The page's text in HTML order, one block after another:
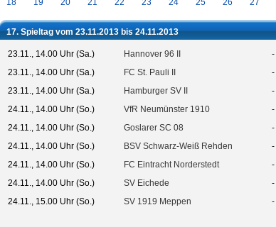
18 19 20 21 22 23 24 25 26 27
17. Spieltag vom 23.11.2013 bis 24.11.2013
23.11., 14.00 Uhr (Sa.) Hannover 96 II -
23.11., 14.00 Uhr (Sa.)
FC St. Pauli II -
23.11., 14.00 Uhr (Sa.)
Hamburger SV II -
24.11., 14.00 Uhr (So.)
VfR Neumünster 1910 -
24.11., 14.00 Uhr (So.)
Goslarer SC 08 -
24.11., 14.00 Uhr (So.)
BSV Schwarz-Weiß Rehden -
24.11., 14.00 Uhr (So.)
FC Eintracht Norderstedt -
24.11., 14.00 Uhr (So.)
SV Eichede -
24.11., 15.00 Uhr (So.)
SV 1919 Meppen -